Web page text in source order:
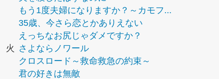
もう1度夫婦になりますか？～カモフ...
35歳、今さら恋とかありえない
えっちなお尻じゃダメですか？
火
さよならノワール
クロスロード～救命救急の約束～
君の好きは無敵